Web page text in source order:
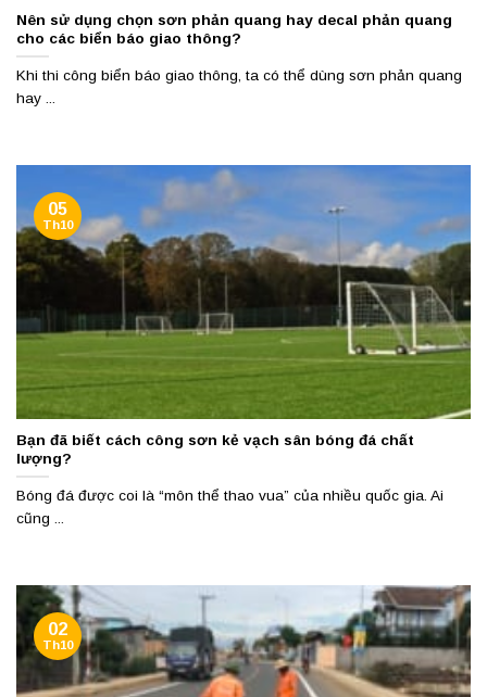
Nên sử dụng chọn sơn phản quang hay decal phản quang
cho các biển báo giao thông?
Khi thi công biển báo giao thông, ta có thể dùng sơn phản quang
hay ...
Bạn đã biết cách công sơn kẻ vạch sân bóng đá chất
lượng?
Bóng đá được coi là “môn thể thao vua” của nhiều quốc gia. Ai
cũng ...
05
Th10
02
Th10